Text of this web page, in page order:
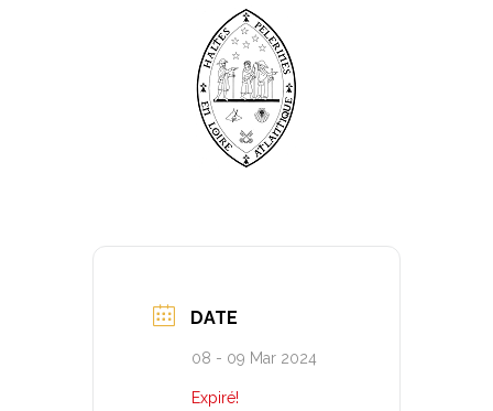
DATE
08 - 09 Mar 2024
Expiré!